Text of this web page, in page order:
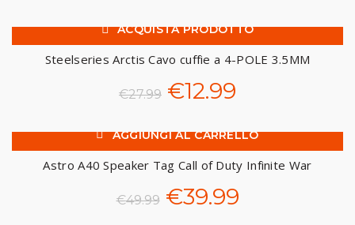
prezzo
originale
era:
prezzo
attuale
-54%
ACQUISTA PRODOTTO
Steelseries Arctis Cavo cuffie a 4-POLE 3.5MM
€27.99 Il
prezzo
originale
era:
€12.99
prezzo
attuale
è:
-20%
AGGIUNGI AL CARRELLO
Astro A40 Speaker Tag Call of Duty Infinite War
€49.99 Il
€39.99Il